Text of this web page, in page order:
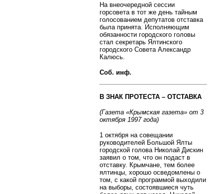
На внеочередной сессии
горсовета в тот же день тайным
голосованием депутатов отставка
была принята. Исполняющим
обязанности городского головы
стал секретарь Ялтинского
городского Совета Александр
Калюсь.
Соб. инф.
В ЗНАК ПРОТЕСТА – ОТСТАВКА
(Газета «Крымская газета» от 3
октября 1997 года)
1 октября на совещании
руководителей Большой Ялты
городской голова Николай Дискин
заявил о том, что он подаст в
отставку. Крымчане, тем более
ялтинцы, хорошо осведомлены о
том, с какой программой выходили
на выборы, состоявшиеся чуть